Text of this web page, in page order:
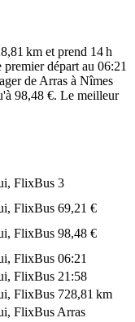
km et prend 14 h
départ au 06:21
de Arras à Nîmes
98,48 €. Le meilleur
FlixBus 3
FlixBus 69,21 €
FlixBus 98,48 €
FlixBus 06:21
FlixBus 21:58
FlixBus 728,81 km
FlixBus Arras